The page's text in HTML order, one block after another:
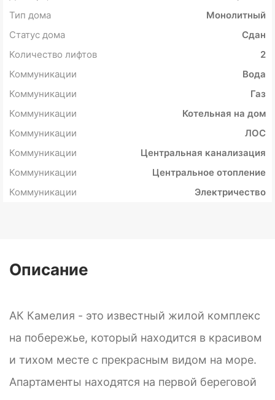
Тип дома
Монолитный
Статус дома
Сдан
Количество лифтов
2
Коммуникации
Вода
Коммуникации
Газ
Коммуникации
Котельная на дом
Коммуникации
ЛОС
Коммуникации
Центральная канализация
Коммуникации
Центральное отопление
Коммуникации
Электричество
Описание
АК Камелия - это известный жилой комплекс
на побережье, который находится в красивом
и тихом месте с прекрасным видом на море.
Апартаменты находятся на первой береговой